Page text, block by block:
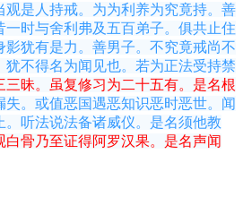
是人持戒。为为利养为究竟持。善
时与舍利弗及五百弟子。俱共止住
犹有是力。善男子。不究竟戒尚不
不得名为闻见也。若为正法受持禁
昧。虽复修习为二十五有。是名根
。或值恶国遇恶知识恶时恶世。闻
听法说法备诸威仪。是名须他教
骨乃至证得阿罗汉果。是名声闻